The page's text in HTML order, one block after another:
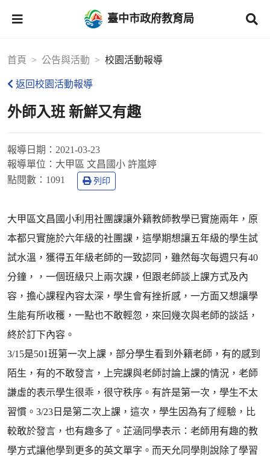
臺中市政府教育局
首頁 公告與活動 校園活動報導
返回校園活動報導
外師入班 新鮮又有趣
報導日期： 2021-03-23
報導單位： 大甲區 文昌國小 許嵐婷
點閱數： 1091 列印
大甲區文昌國小利用社團課讓外籍教師教學已實施兩年，原
本都只實施於六年級的社團課，這學期想讓五年級的學生試
試水溫，獲得五年級老師的一致認同，雖然每次每週只有40
分鐘，，一個班級只上兩次課，但跟老師談上課方式及內
容，擔心課程內容太深，學生會有挫折感，一方面又想讓學
生能有所收穫，一點也不敢輕忽，來回幾次與老師的談話，
終於訂下內容。
3/15是501班第一次上課，部分學生看到外籍老師，有的感到
陌生，有的不敢發言，上完課與老師討論上課的情況，老師
謙虛的表示學生很乖，很守秩序。有許是第一次，學生不太
習慣。3/23日是第二次上課，這次，學生因為有了經驗，比
較敢於發言，也有趣多了。芷涵同學表示：老師用有趣的教
學方式讓他學到更多的英文單字。而天允同學則說除了學習